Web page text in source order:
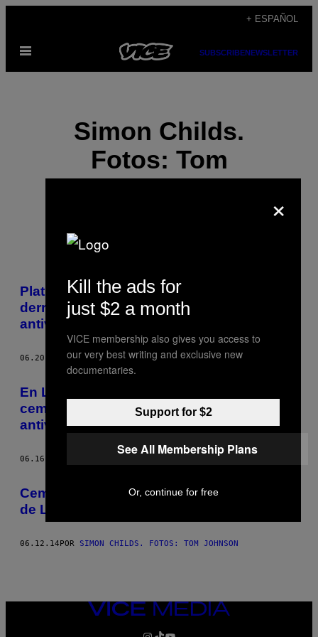
contenido
+ ESPAÑOL
Abrir
SUBSCRIBENEWSLETTER
Simon Childs.
Fotos: Tom
Johnson
POSTS
BY
THIS
AUTHOR
Platicamos con los activistas que
derramararon cemento en las púas
antivagabundos
06.20.14 PORSIMON CHILDS. FOTOS: TOM JOHNSON
En Londres, activistas derramaron
cemento sobre superficies con púas
antivagabundos
06.16.14 SIMON CHILDS. FOTOS: TOM JOHNSON
Cemento contra los pinchos antindigentes
de Londres
06.12.14POR SIMON CHILDS. FOTOS: TOM JOHNSON
VICE
MEDIA
×
Kill the ads for
just $2 a month
VICE membership also gives you access to
our very best writing and exclusive new
documentaries.
Support for $2
See All Membership Plans
Or, continue for free